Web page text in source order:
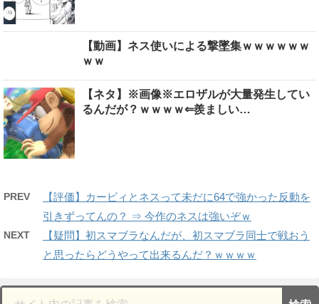
【動画】ネス使いによる撃墜集ｗｗｗｗｗｗ
ｗｗ
【ネタ】※画像※エロザルが大量発生してい
るんだが？ｗｗｗｗ⇐羨ましい…
PREV
【評価】カービィとネスって未だに64で強かった反動を
引きずってんの？ ⇒ 今作のネスは強いぞｗ
NEXT
【疑問】初スマブラなんだが、初スマブラ同士で戦おう
と思ったらどうやって出来るんだ？ｗｗｗｗ